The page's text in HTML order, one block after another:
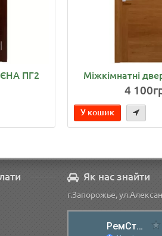
ПГ2 Міжкімнатні
4
У кошик
Як нас знайти
г.Запорожье,